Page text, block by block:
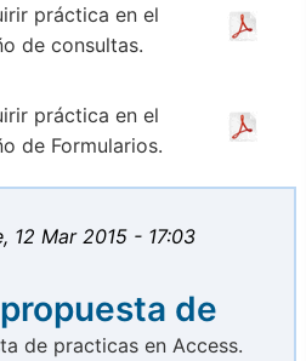
práctica en el
de consultas.
práctica en el
de Formularios.
12 Mar 2015 - 17:03
de
de practicas en Access.